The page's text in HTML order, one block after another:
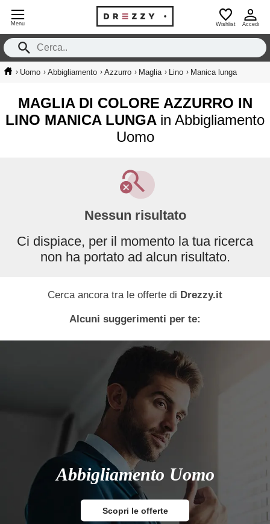
Menu Wishlist Accedi
› Uomo › Abbigliamento › Azzurro › Maglia › Lino › Manica lunga
MAGLIA DI COLORE AZZURRO IN
LINO MANICA LUNGA in Abbigliamento
Uomo
Nessun risultato
Ci dispiace, per il momento la tua ricerca
non ha portato ad alcun risultato.
Cerca ancora tra le offerte di Drezzy.it
Alcuni suggerimenti per te:
Abbigliamento Uomo
Scopri le offerte